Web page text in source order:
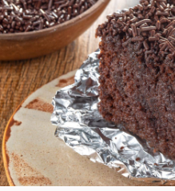
content